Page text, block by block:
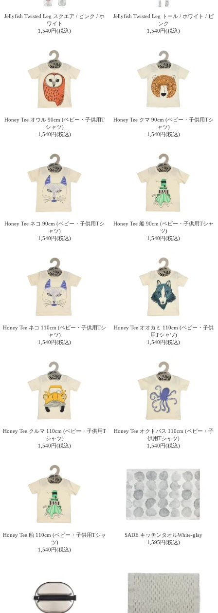
Jellyfish Twisted Leg スクエア / ピンク / ホ
ワイト
1,540円(税込)
Jellyfish Twisted Leg トール / ホワイト / ピ
ンク
1,540円(税込)
Honey Tee オウル 90cm (ベビー・子供用T
シャツ)
1,540円(税込)
Honey Tee クマ 90cm (ベビー・子供用Tシ
ャツ)
1,540円(税込)
Honey Tee ネコ 90cm (ベビー・子供用Tシ
ャツ)
1,540円(税込)
Honey Tee 船 90cm (ベビー・子供用Tシャ
ツ)
1,540円(税込)
Honey Tee ネコ 110cm (ベビー・子供用Tシ
ャツ)
1,540円(税込)
Honey Tee オオカミ 110cm (ベビー・子供
用Tシャツ)
1,540円(税込)
Honey Tee クルマ 110cm (ベビー・子供用T
シャツ)
1,540円(税込)
Honey Tee オクトパス 110cm (ベビー・子
供用Tシャツ)
1,540円(税込)
Honey Tee 船 110cm (ベビー・子供用Tシャ
ツ)
1,540円(税込)
SADE キッチンタオルWhite-glay
1,595円(税込)